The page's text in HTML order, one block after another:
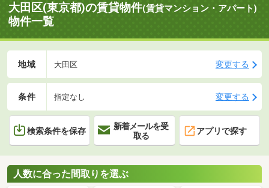
大田区(東京都)の賃貸物件(賃貸マンション・アパート)
物件一覧
地域 大田区 変更する
条件 指定なし 変更する
検索条件を保存
新着メールを受
取る
アプリで探す
人数に合った間取りを選ぶ